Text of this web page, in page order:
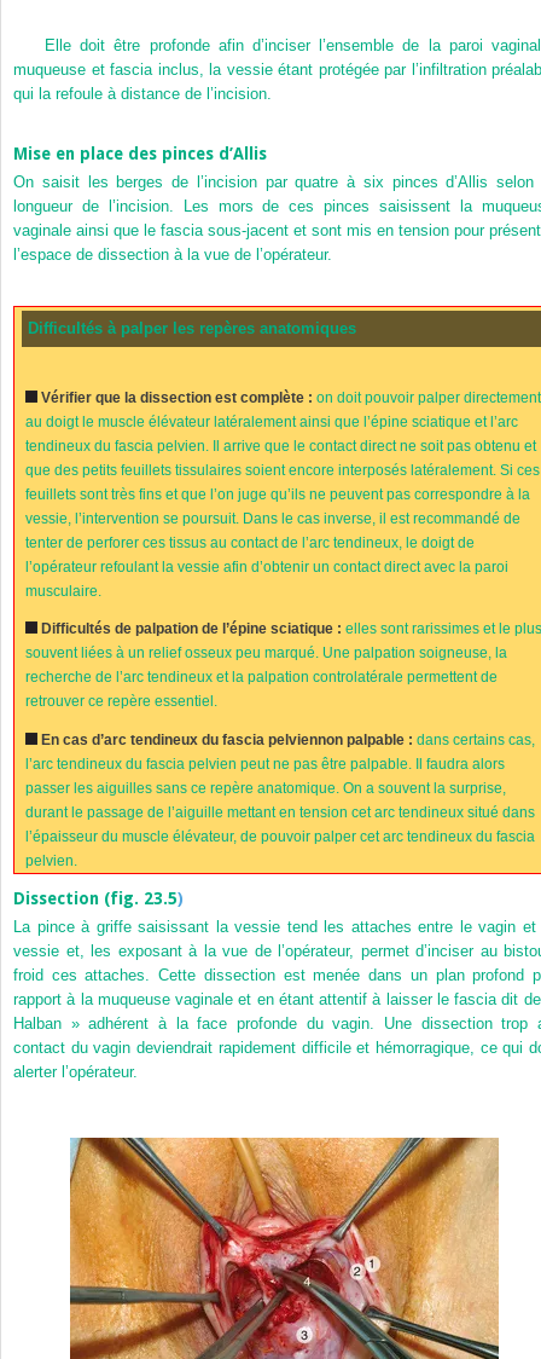
Elle doit être profonde afin d’inciser l’ensemble de la paroi
muqueuse et fascia inclus, la vessie étant protégée par l’infiltration
qui la refoule à distance de l’incision.
Mise en place des pinces d’Allis
On saisit les berges de l’incision par quatre à six pinces d’Allis selon
longueur de l’incision. Les mors de ces pinces saisissent la
vaginale ainsi que le fascia sous-jacent et sont mis en tension pour
l’espace de dissection à la vue de l’opérateur.
Difficultés à palper les repères anatomiques
Vérifier que la dissection est complète : on doit pouvoir palper directement
au doigt le muscle élévateur latéralement ainsi que l’épine sciatique et l’arc
tendineux du fascia pelvien. Il arrive que le contact direct ne soit pas obtenu et
que des petits feuillets tissulaires soient encore interposés latéralement. Si ces
feuillets sont très fins et que l’on juge qu’ils ne peuvent pas correspondre à la
vessie, l’intervention se poursuit. Dans le cas inverse, il est recommandé de
tenter de perforer ces tissus au contact de l’arc tendineux, le doigt de
l’opérateur refoulant la vessie afin d’obtenir un contact direct avec la paroi
musculaire.
Difficultés de palpation de l’épine sciatique : elles sont rarissimes et le
souvent liées à un relief osseux peu marqué. Une palpation soigneuse, la
recherche de l’arc tendineux et la palpation controlatérale permettent de
retrouver ce repère essentiel.
En cas d’arc tendineux du fascia pelviennon palpable : dans certains cas,
l’arc tendineux du fascia pelvien peut ne pas être palpable. Il faudra alors
passer les aiguilles sans ce repère anatomique. On a souvent la surprise,
durant le passage de l’aiguille mettant en tension cet arc tendineux situé dans
l’épaisseur du muscle élévateur, de pouvoir palper cet arc tendineux du fascia
pelvien.
Dissection (fig. 23.5)
La pince à griffe saisissant la vessie tend les attaches entre le vagin et
vessie et, les exposant à la vue de l’opérateur, permet d’inciser au
froid ces attaches. Cette dissection est menée dans un plan profond
rapport à la muqueuse vaginale et en étant attentif à laisser le fascia dit
Halban » adhérent à la face profonde du vagin. Une dissection trop
contact du vagin deviendrait rapidement difficile et hémorragique, ce qui
alerter l’opérateur.